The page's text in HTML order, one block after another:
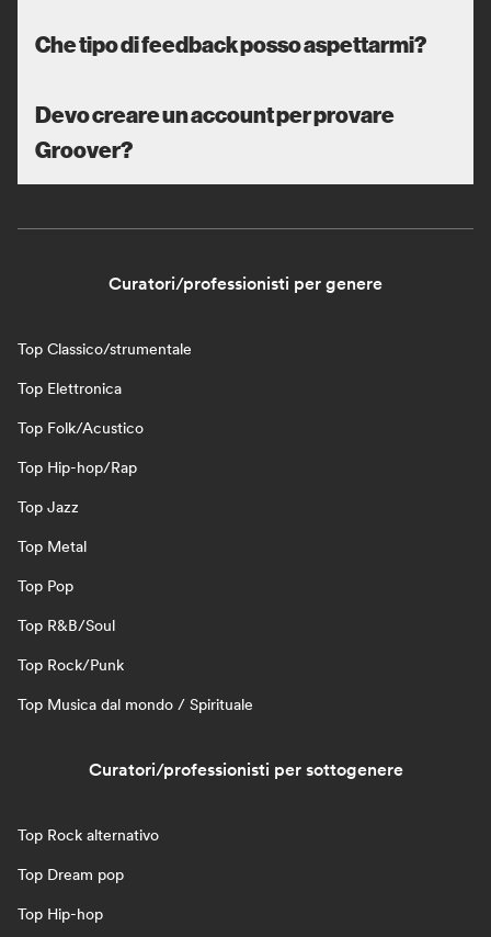
Che tipo di feedback posso aspettarmi?
Devo creare un account per provare
Groover?
Curatori/professionisti per genere
Top Classico/strumentale
Top Elettronica
Top Folk/Acustico
Top Hip-hop/Rap
Top Jazz
Top Metal
Top Pop
Top R&B/Soul
Top Rock/Punk
Top Musica dal mondo / Spirituale
Curatori/professionisti per sottogenere
Top Rock alternativo
Top Dream pop
Top Hip-hop